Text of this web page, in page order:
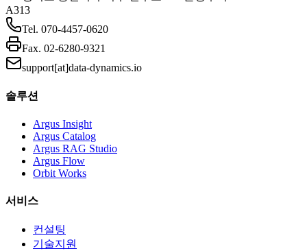
A313
Tel. 070-4457-0620
Fax. 02-6280-9321
support[at]data-dynamics.io
솔루션
Argus Insight
Argus Catalog
Argus RAG Studio
Argus Flow
Orbit Works
서비스
컨설팅
기술지원